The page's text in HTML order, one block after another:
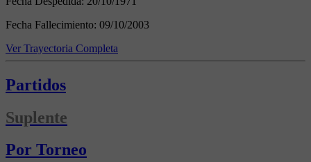
Fecha Fallecimiento: 09/10/2003
Ver Trayectoria Completa
Partidos
Suplente
Por Torneo